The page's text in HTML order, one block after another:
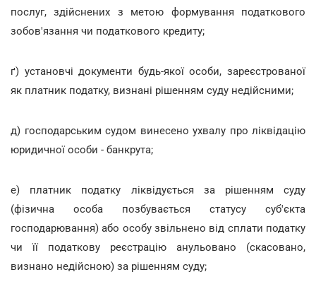
послуг, здійснених з метою формування податкового
зобов'язання чи податкового кредиту;
ґ) установчі документи будь-якої особи, зареєстрованої
як платник податку, визнані рішенням суду недійсними;
д) господарським судом винесено ухвалу про ліквідацію
юридичної особи - банкрута;
е) платник податку ліквідується за рішенням суду
(фізична особа позбувається статусу суб'єкта
господарювання) або особу звільнено від сплати податку
чи її податкову реєстрацію анульовано (скасовано,
визнано недійсною) за рішенням суду;